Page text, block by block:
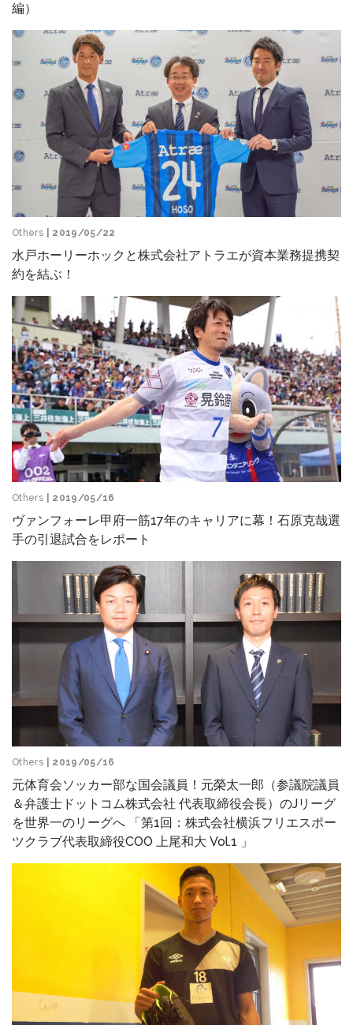
編）
Others | 2019/05/22
水戸ホーリーホックと株式会社アトラエが資本業務提携契
約を結ぶ！
Others | 2019/05/16
ヴァンフォーレ甲府一筋17年のキャリアに幕！石原克哉選
手の引退試合をレポート
Others | 2019/05/16
元体育会ソッカー部な国会議員！元榮太一郎（参議院議員
＆弁護士ドットコム株式会社 代表取締役会長）のJリーグ
を世界一のリーグへ 「第1回：株式会社横浜フリエスポー
ツクラブ代表取締役COO 上尾和大 Vol.1 」